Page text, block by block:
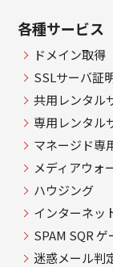
各種サービス
ドメイン取得
SSLサーバ証
共用レンタル
専用レンタル
マネージド専
メディアウォ
ハウジング
インターネッ
SPAM SQR
迷惑メール判